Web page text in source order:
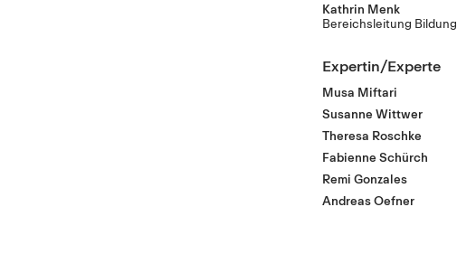
Kathrin Menk
Bereichsleitung Bildung
Expertin/Experte
Musa Miftari
Susanne Wittwer
Theresa Roschke
Fabienne Schürch
Remi Gonzales
Andreas Oefner